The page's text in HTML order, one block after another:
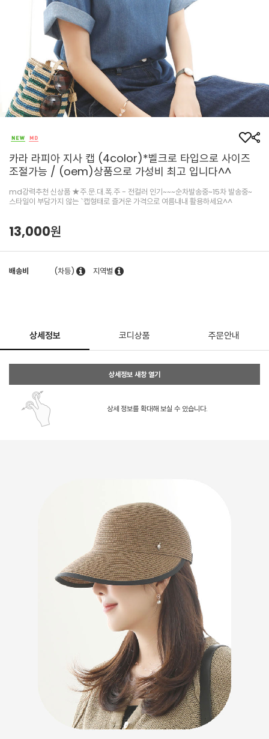
카라 라피아 지사 캡 (4color)*벨크로 타입으로 사이즈
조절가능 / (oem)상품으로 가성비 최고 입니다^^
md강력추천 신상품 ★주.문.대.폭.주 - 전컬러 인기~~~순차발송중~15차 발송중~
스타일이 부담가지 않는 `캡형태로 즐거운 가격으로 여름내내 활용하세요^^
13,000원
배송비 (차등) 지역별
상세정보 코디상품 주문안내
상세정보 새창 열기
상세 정보를 확대해 보실 수 있습니다.